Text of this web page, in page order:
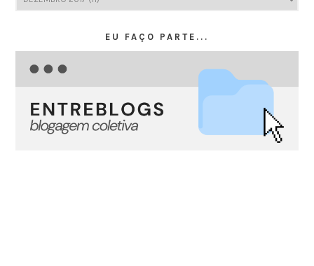
EU FAÇO PARTE...